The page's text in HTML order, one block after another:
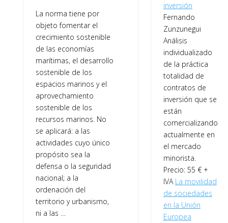
La norma tiene por
objeto fomentar el
crecimiento sostenible
de las economías
marítimas, el desarrollo
sostenible de los
espacios marinos y el
aprovechamiento
sostenible de los
recursos marinos. No
se aplicará: a las
actividades cuyo único
propósito sea la
defensa o la seguridad
nacional; a la
ordenación del
territorio y urbanismo,
ni a las …
inversión
Fernando
Zunzunegui
Análisis
individualizado
de la práctica
totalidad de
contratos de
inversión que se
están
comercializando
actualmente en
el mercado
minorista.
Precio: 55 € +
IVA La movilidad
de sociedades
en la Unión
Europea